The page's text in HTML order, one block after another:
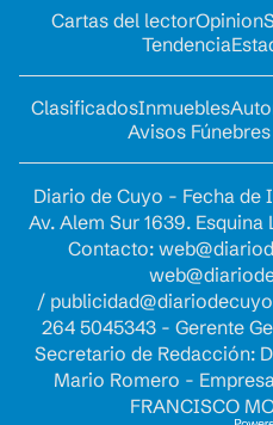
Cartas del lectorOpinion
Tendencia
ClasificadosInmuebles
Avisos
Diario de Cuyo - Fecha de
Av. Alem Sur 1639.
Contacto:
/
264 5045343 - Gerente
Secretario de Redacción:
Mario Romero -
FRANCISCO